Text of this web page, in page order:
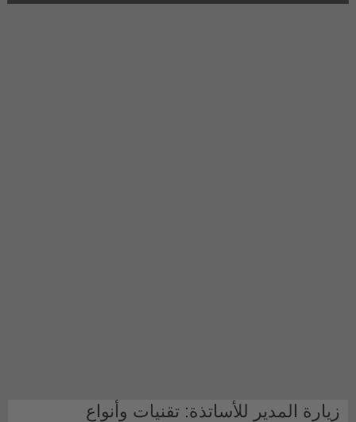
زيارة المدير للأساتذة: تقنيات وأنواع